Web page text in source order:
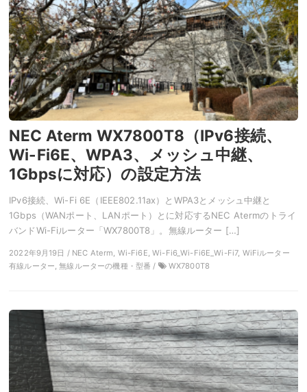
NEC Aterm WX7800T8（IPv6接続、
Wi-Fi6E、WPA3、メッシュ中継、
1Gbpsに対応）の設定方法
IPv6接続、Wi-Fi 6E（IEEE802.11ax）とWPA3とメッシュ中継と
1Gbps（WANポート、LANポート）とに対応するNEC Atermのトライ
バンドWi-Fiルーター「WX7800T8」。無線ルーター […]
2022年9月19日 / NEC Aterm, Wi-Fi6E, Wi-Fi6_Wi-Fi6E_Wi-Fi7, WiFiルーター
有線ルーター, 無線ルーターの機種・型番 /
WX7800T8